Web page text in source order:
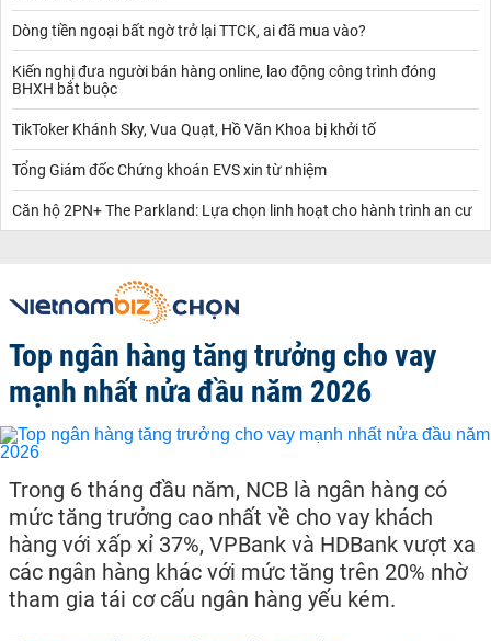
Dòng tiền ngoại bất ngờ trở lại TTCK, ai đã mua vào?
Kiến nghị đưa người bán hàng online, lao động công trình đóng
BHXH bắt buộc
TikToker Khánh Sky, Vua Quạt, Hồ Văn Khoa bị khởi tố
Tổng Giám đốc Chứng khoán EVS xin từ nhiệm
Căn hộ 2PN+ The Parkland: Lựa chọn linh hoạt cho hành trình an cư
Top ngân hàng tăng trưởng cho vay
mạnh nhất nửa đầu năm 2026
Trong 6 tháng đầu năm, NCB là ngân hàng có
mức tăng trưởng cao nhất về cho vay khách
hàng với xấp xỉ 37%, VPBank và HDBank vượt xa
các ngân hàng khác với mức tăng trên 20% nhờ
tham gia tái cơ cấu ngân hàng yếu kém.